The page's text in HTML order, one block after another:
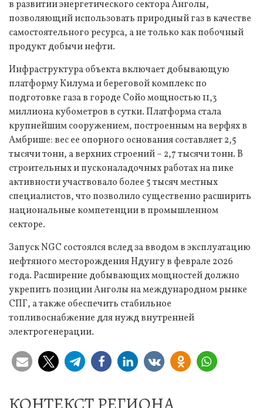
в развитии энергетического сектора Анголы,
позволяющий использовать природный газ в качестве
самостоятельного ресурса, а не только как побочный
продукт добычи нефти.
Инфраструктура объекта включает добывающую
платформу Килума и береговой комплекс по
подготовке газа в городе Сойо мощностью 11,3
миллиона кубометров в сутки. Платформа стала
крупнейшим сооружением, построенным на верфях в
Амбрише: вес ее опорного основания составляет 2,5
тысячи тонн, а верхних строений – 2,7 тысячи тонн. В
строительных и пусконаладочных работах на пике
активности участвовало более 5 тысяч местных
специалистов, что позволило существенно расширить
национальные компетенции в промышленном
секторе.
Запуск NGC состоялся вслед за вводом в эксплуатацию
нефтяного месторождения Ндунгу в феврале 2026
года. Расширение добывающих мощностей должно
укрепить позиции Анголы на международном рынке
СПГ, а также обеспечить стабильное
топливоснабжение для нужд внутренней
электрогенерации.